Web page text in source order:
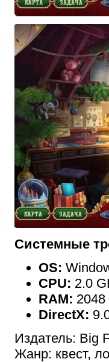
Системные
OS:
CPU: 2.0
RAM: 2048
DirectX:
Издатель: Big
Жанр: квест,